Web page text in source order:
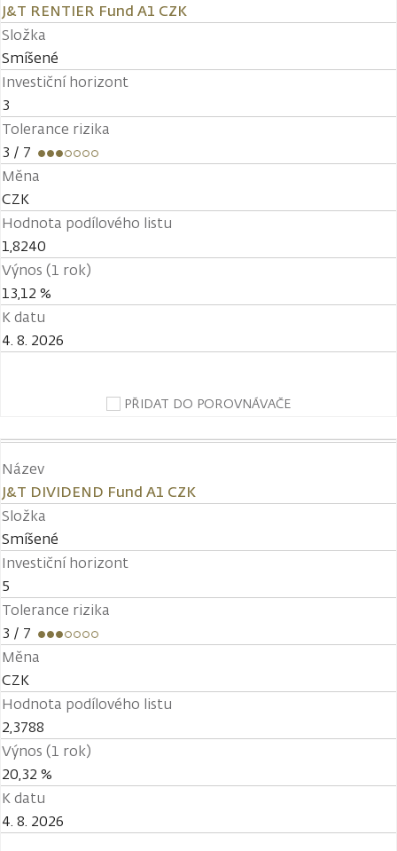
J&T RENTIER Fund A1 CZK
Složka
Smíšené
Investiční horizont
3
Tolerance rizika
3 / 7
Měna
CZK
Hodnota podílového listu
1,8240
Výnos (1 rok)
13,12 %
K datu
4. 8. 2026
PŘIDAT DO POROVNÁVAČE
Název
J&T DIVIDEND Fund A1 CZK
Složka
Smíšené
Investiční horizont
5
Tolerance rizika
3 / 7
Měna
CZK
Hodnota podílového listu
2,3788
Výnos (1 rok)
20,32 %
K datu
4. 8. 2026